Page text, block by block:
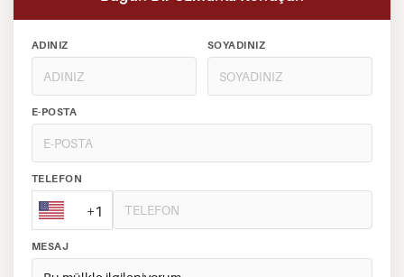
ADINIZ SOYADINIZ
E-POSTA
TELEFON
+1
MESAJ